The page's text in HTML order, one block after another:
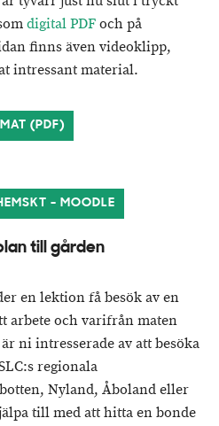
digital PDFoch på
finns även videoklipp,
intressant material.
(PDF)
- MOODLE
till gården
en lektion få besök av en
arbete och varifrån maten
ni intresserade av att besöka
regionala
Nyland, Åboland eller
till med att hitta en bonde